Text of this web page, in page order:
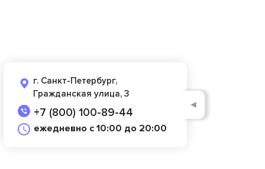
г. Санкт-Петербург,
Гражданская улица, 3
+7 (800) 100-89-44
ежедневно с 10:00 до 20:00
◄